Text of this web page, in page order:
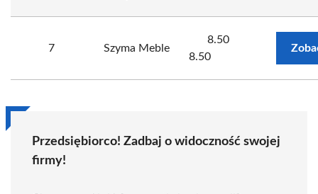
7 Szyma Meble
8.50
8.50
Przedsiębiorco! Zadbaj o widoczność swojej
firmy!